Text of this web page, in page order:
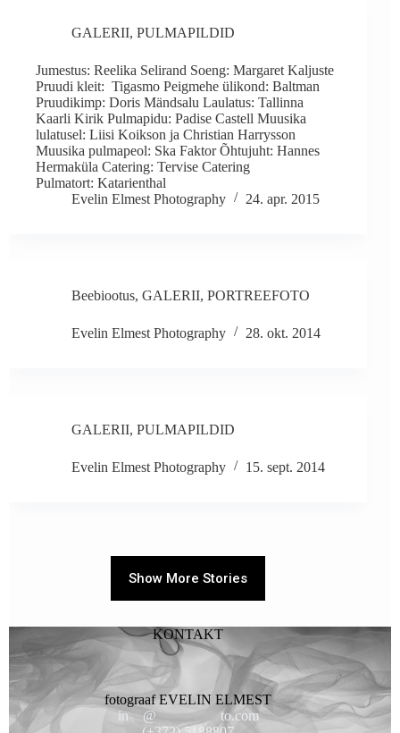
GALERII, PULMAPILDID
Jumestus: Reelika Selirand Soeng: Margaret Kaljuste
Pruudi kleit: Tigasmo Peigmehe ülikond: Baltman
Pruudikimp: Doris Mändsalu Laulatus: Tallinna
Kaarli Kirik Pulmapidu: Padise Castell Muusika
lulatusel: Liisi Koikson ja Christian Harrysson
Muusika pulmapeol: Ska Faktor Õhtujuht: Hannes
Hermaküla Catering: Tervise Catering
Pulmatort: Katarienthal
Evelin Elmest Photography
24. apr. 2015
Beebiootus, GALERII, PORTREEFOTO
Evelin Elmest Photography 28. okt. 2014
GALERII, PULMAPILDID
Evelin Elmest Photography 15. sept. 2014
Show More Stories
KONTAKT
fotograaf EVELIN ELMEST
in** @********* to.com